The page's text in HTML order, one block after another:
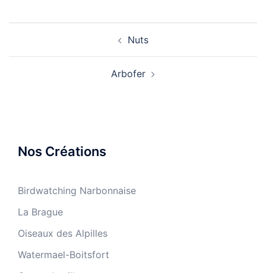
Nuts
Arbofer
Nos Créations
Birdwatching Narbonnaise
La Brague
Oiseaux des Alpilles
Watermael-Boitsfort